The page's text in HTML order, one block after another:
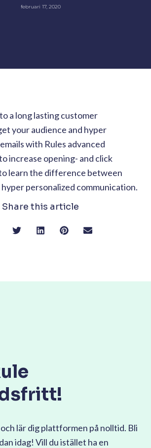
februari 17, 2020
a long lasting customer
your audience and hyper
with Rules advanced
increase opening- and click
learn the difference between
personalized communication.
Share this article
lär dig plattformen på nolltid. Bli
idag! Vill du istället ha en